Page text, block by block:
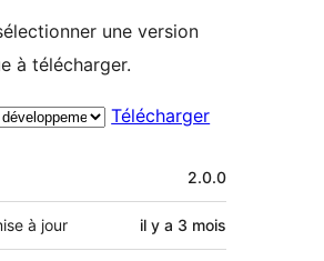
une version
à télécharger.
Télécharger
2.0.0
à jour il y a 3 mois